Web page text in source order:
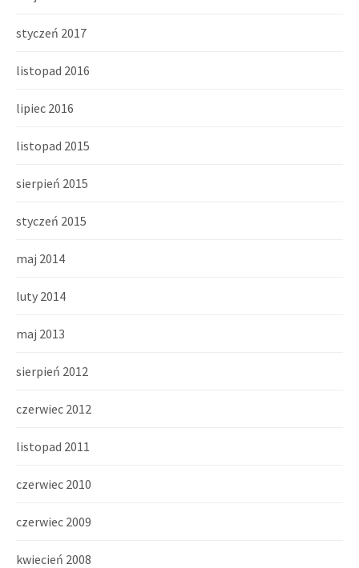
styczeń 2017
listopad 2016
lipiec 2016
listopad 2015
sierpień 2015
styczeń 2015
maj 2014
luty 2014
maj 2013
sierpień 2012
czerwiec 2012
listopad 2011
czerwiec 2010
czerwiec 2009
kwiecień 2008